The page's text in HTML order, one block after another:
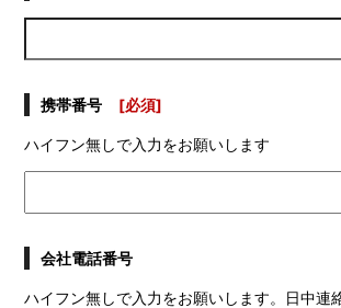
携帯番号 [必須]
ハイフン無しで入力をお願いします
会社電話番号
ハイフン無しで入力をお願いします。日中連